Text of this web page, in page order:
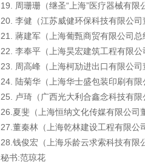
19. 周珊珊（继圣“上海”医疗器械有限
20. 李健（江苏威健环保科技有限公司
21. 蔣建军（上海葡甄商贸有限公司总
22. 李奉平（上海昊宏建筑工程有限公
23. 周高峰（上海柯劢进出口有限公司
24. 陆菊华（上海华士盛包装印刷有限
25. 卢琦（广西光大利合鑫念科技有限
26.夏斐（上海恒纳文化传媒有限公司
27.董秦林（上海乾林建设工程有限公
28.钱俊宏（上海乐龄云求索科技有限
秘书:范琼花